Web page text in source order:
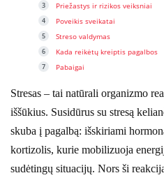
Priežastys ir rizikos veiksniai
Poveikis sveikatai
Streso valdymas
Kada reikėtų kreiptis pagalbos
Pabaigai
Stresas – tai natūrali organizmo
iššūkius. Susidūrus su stresą
skuba į pagalbą: išskiriami
kortizolis, kurie mobilizuoja
sudėtingų situacijų. Nors ši